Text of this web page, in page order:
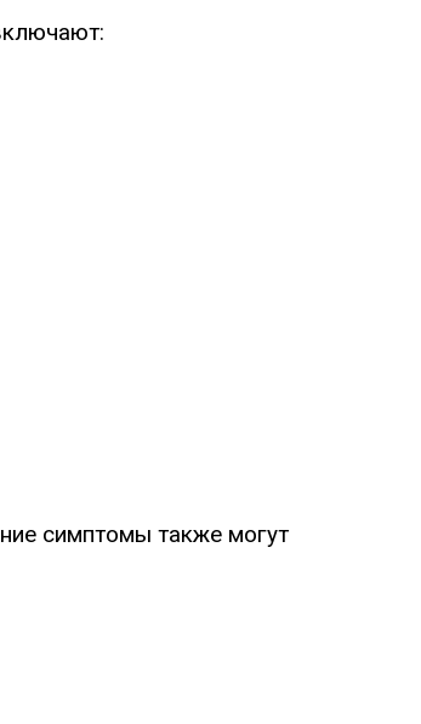
симптомы также могут